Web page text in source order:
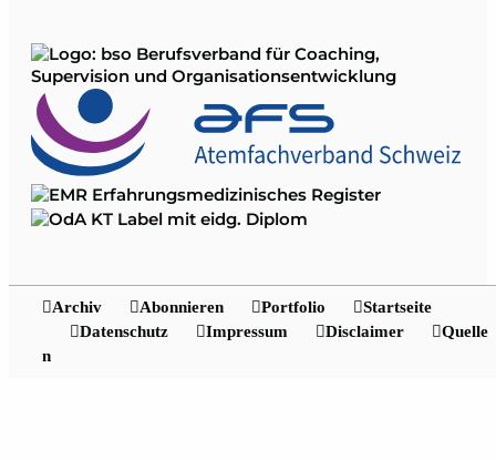
Archiv Abonnieren Portfolio
Startseite
Datenschutz
Impressum Disclaimer
Quelle
n